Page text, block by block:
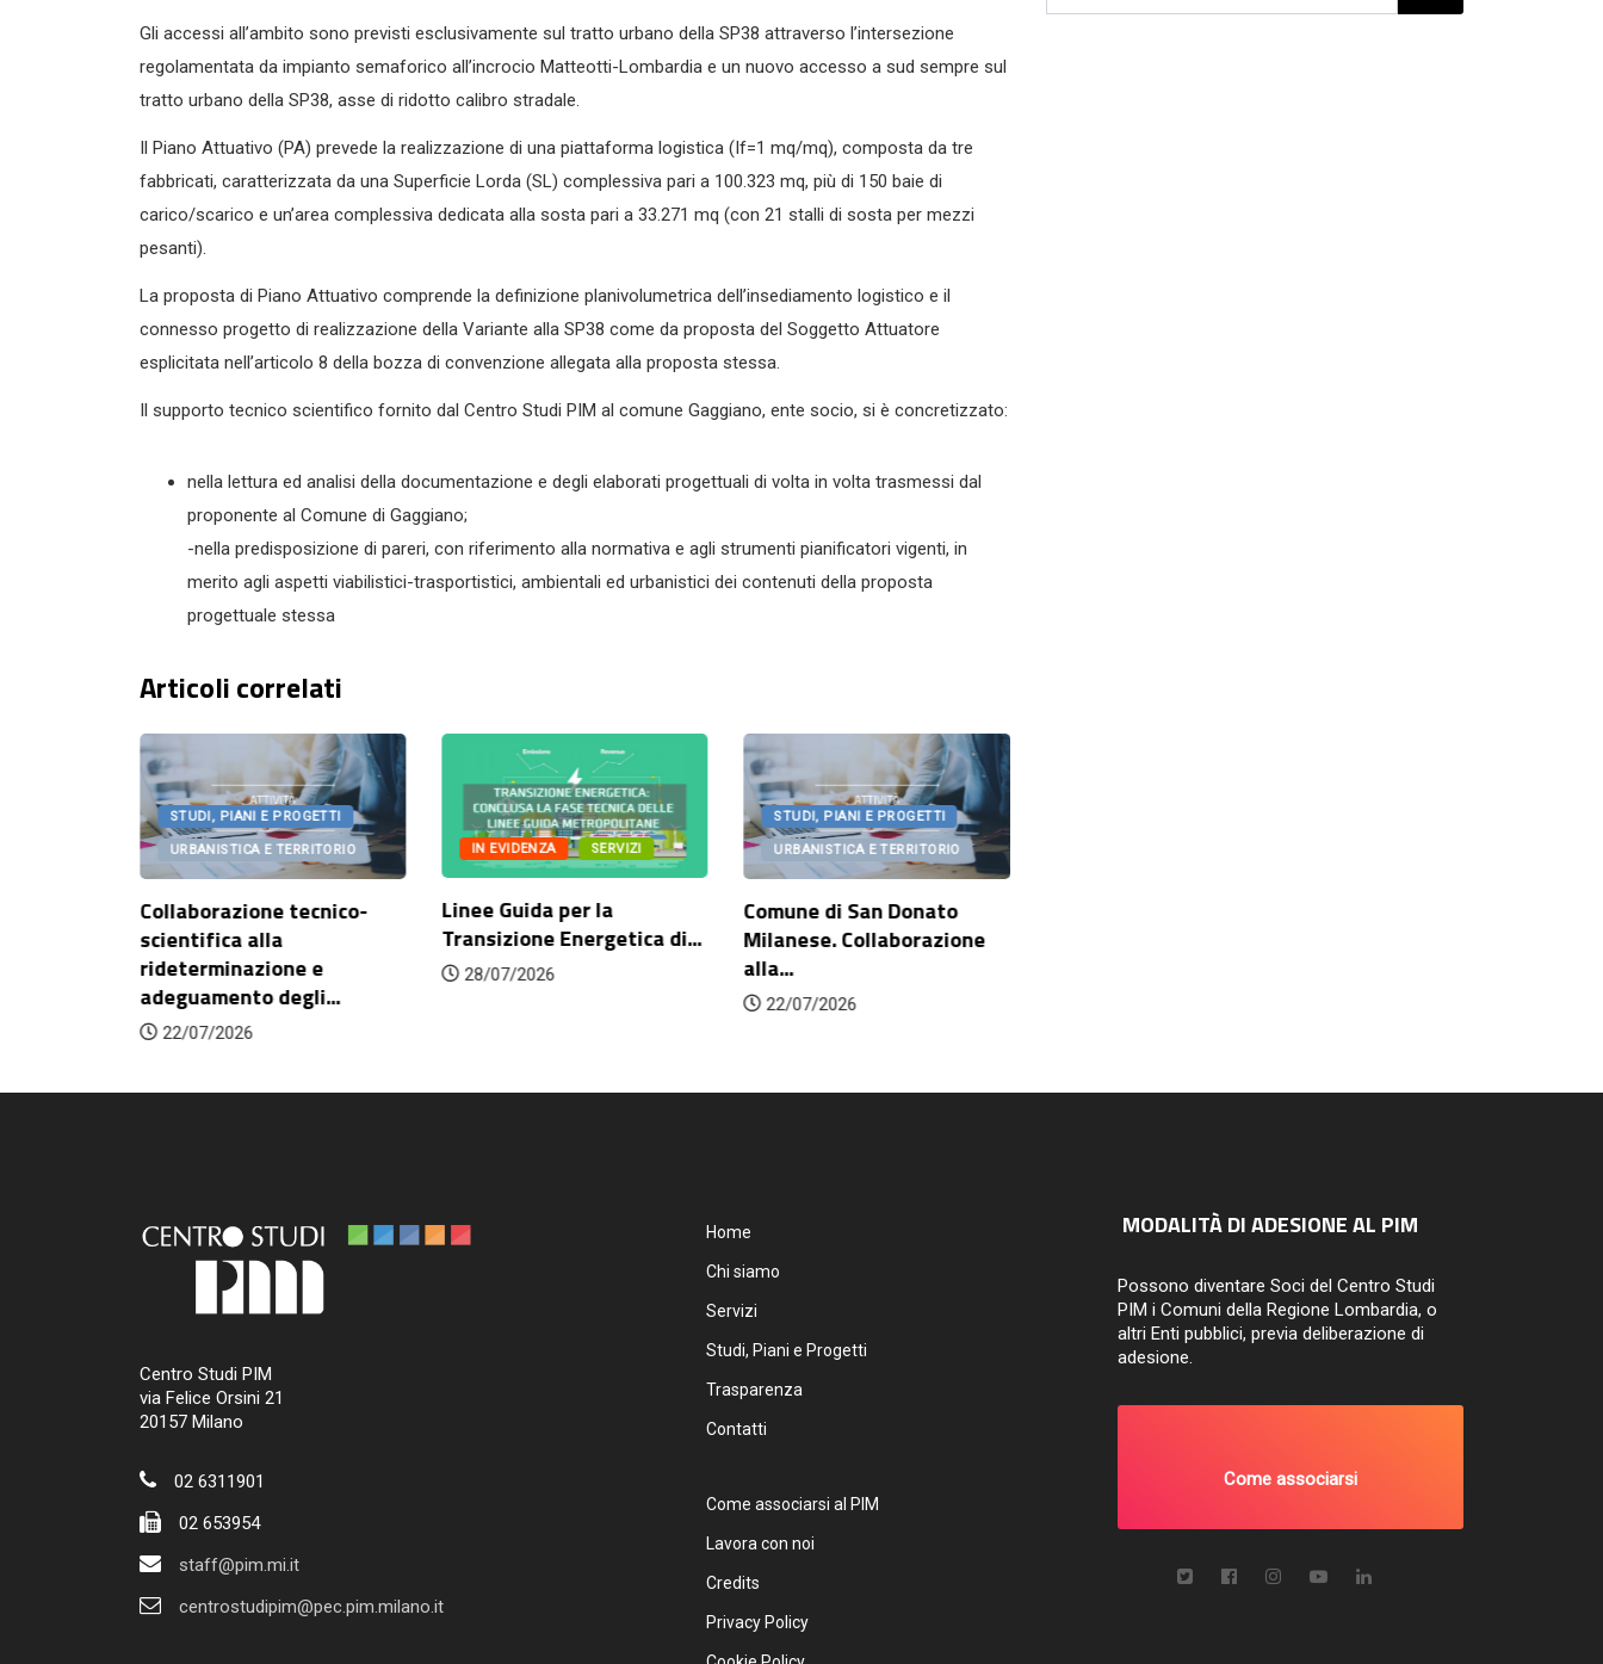
Gli accessi all’ambito sono previsti esclusivamente sul tratto urbano della SP38 attraverso l’intersezione
regolamentata da impianto semaforico all’incrocio Matteotti-Lombardia e un nuovo accesso a sud sempre sul
tratto urbano della SP38, asse di ridotto calibro stradale.
Il Piano Attuativo (PA) prevede la realizzazione di una piattaforma logistica (If=1 mq/mq), composta da tre
fabbricati, caratterizzata da una Superficie Lorda (SL) complessiva pari a 100.323 mq, più di 150 baie di
carico/scarico e un’area complessiva dedicata alla sosta pari a 33.271 mq (con 21 stalli di sosta per mezzi
pesanti).
La proposta di Piano Attuativo comprende la definizione planivolumetrica dell’insediamento logistico e il
connesso progetto di realizzazione della Variante alla SP38 come da proposta del Soggetto Attuatore
esplicitata nell’articolo 8 della bozza di convenzione allegata alla proposta stessa.
Il supporto tecnico scientifico fornito dal Centro Studi PIM al comune Gaggiano, ente socio, si è concretizzato:
nella lettura ed analisi della documentazione e degli elaborati progettuali di volta in volta trasmessi dal
proponente al Comune di Gaggiano;
-nella predisposizione di pareri, con riferimento alla normativa e agli strumenti pianificatori vigenti, in
merito agli aspetti viabilistici-trasportistici, ambientali ed urbanistici dei contenuti della proposta
progettuale stessa
Articoli correlati
STUDI, PIANI E PROGETTI
URBANISTICA E TERRITORIO
Collaborazione tecnico-
scientifica alla
rideterminazione e
adeguamento degli...
22/07/2026
IN EVIDENZA SERVIZI
Linee Guida per la
Transizione Energetica di...
28/07/2026
STUDI, PIANI E PROGETTI
URBANISTICA E TERRITORIO
Comune di San Donato
Milanese. Collaborazione
alla...
22/07/2026
Centro Studi PIM
via Felice Orsini 21
20157 Milano
02 6311901
02 653954
staff@pim.mi.it
centrostudipim@pec.pim.milano.it
Home
Chi siamo
Servizi
Studi, Piani e Progetti
Trasparenza
Contatti
Come associarsi al PIM
Lavora con noi
Credits
Privacy Policy
MODALITÀ DI ADESIONE AL PIM
Possono diventare Soci del Centro Studi
PIM i Comuni della Regione Lombardia, o
altri Enti pubblici, previa deliberazione di
adesione.
Come associarsi